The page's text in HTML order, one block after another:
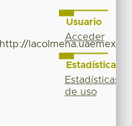
http://
Usuario
Acceder
Estadísticas
Estadísticas
de uso